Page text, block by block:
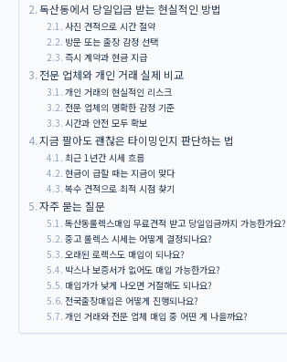
독산동에서 당일입금 받는 현실적인 방법
사진 견적으로 시간 절약
방문 또는 출장 감정 선택
즉시 계약과 현금 지급
전문 업체와 개인 거래 실제 비교
개인 거래의 현실적인 리스크
전문 업체의 명확한 감정 기준
시간과 안전 모두 확보
지금 팔아도 괜찮은 타이밍인지 판단하는 법
최근 1년간 시세 흐름
현금이 급할 때는 지금이 맞다
복수 견적으로 최적 시점 찾기
자주 묻는 질문
독산동롤렉스매입 무료견적 받고 당일입금까지 가능한가요?
중고 롤렉스 시세는 어떻게 결정되나요?
오래된 로렉스도 매입이 되나요?
박스나 보증서가 없어도 매입 가능한가요?
매입가가 낮게 나오면 거절해도 되나요?
전국출장매입은 어떻게 진행되나요?
개인 거래와 전문 업체 매입 중 어떤 게 나을까요?